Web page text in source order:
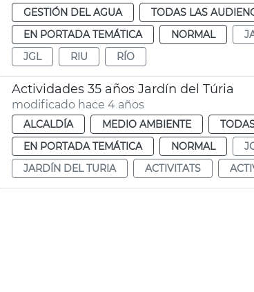
GESTIÓN DEL AGUA TODAS LAS
EN PORTADA TEMÁTICA
NORMAL
JGL
RIU RÍO
Actividades 35 años Jardín del Túria
modificado hace 4 años
ALCALDÍA MEDIO AMBIENTE
EN PORTADA TEMÁTICA
NORMAL
JARDÍN DEL TURIA
ACTIVITATS